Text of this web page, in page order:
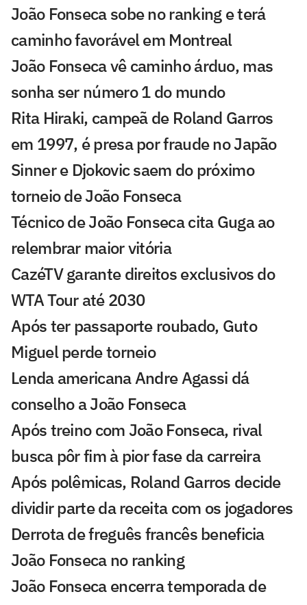
João Fonseca sobe no ranking e terá
caminho favorável em Montreal
João Fonseca vê caminho árduo, mas
sonha ser número 1 do mundo
Rita Hiraki, campeã de Roland Garros
em 1997, é presa por fraude no Japão
Sinner e Djokovic saem do próximo
torneio de João Fonseca
Técnico de João Fonseca cita Guga ao
relembrar maior vitória
CazéTV garante direitos exclusivos do
WTA Tour até 2030
Após ter passaporte roubado, Guto
Miguel perde torneio
Lenda americana Andre Agassi dá
conselho a João Fonseca
Após treino com João Fonseca, rival
busca pôr fim à pior fase da carreira
Após polêmicas, Roland Garros decide
dividir parte da receita com os jogadores
Derrota de freguês francês beneficia
João Fonseca no ranking
João Fonseca encerra temporada de